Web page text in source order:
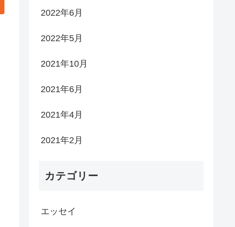
2022年6月
2022年5月
2021年10月
2021年6月
2021年4月
2021年2月
カテゴリー
エッセイ